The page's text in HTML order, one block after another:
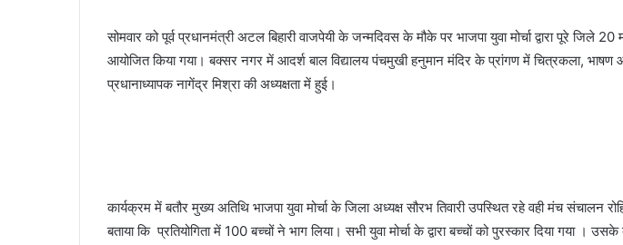
i
l
सोमवार को पूर्व प्रधानमंत्री अटल बिहारी वाजपेयी के जन्मदिवस के मौके पर भाजपा युवा मोर्चा द्वारा पूरे जिले
आयोजित किया गया। बक्सर नगर में आदर्श बाल विद्यालय पंचमुखी हनुमान मंदिर के प्रांगण में चित्रकला, भाषण और
प्रधानाध्यापक नागेंद्र मिश्रा की अध्यक्षता में हुई।
कार्यक्रम में बतौर मुख्य अतिथि भाजपा युवा मोर्चा के जिला अध्यक्ष सौरभ तिवारी उपस्थित रहे वही मंच संचालन
बताया कि प्रतियोगिता में 100 बच्चों ने भाग लिया। सभी युवा मोर्चा के द्वारा बच्चों को पुरस्कार दिया गया ।